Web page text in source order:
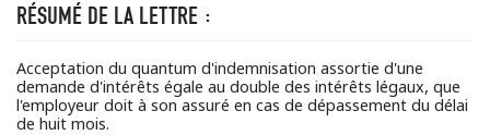
RÉSUMÉ DE LA LETTRE :
Acceptation du quantum d'indemnisation assortie d'une
demande d'intérêts égale au double des intérêts légaux, que
l'employeur doit à son assuré en cas de dépassement du délai
de huit mois.